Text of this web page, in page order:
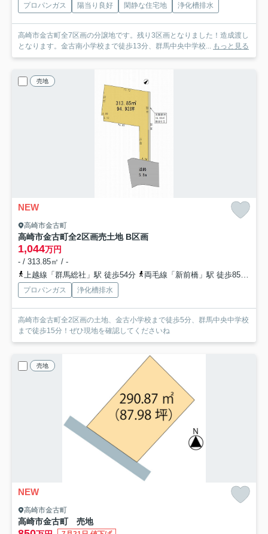
プロパンガス 陽当り良好 閑静な住宅地 浄化槽排水
高崎市金古町全7区画の分譲地です。残り3区画となりました！造成渡し
となります。金古南小学校まで徒歩13分、群馬中央中学校...
もっと見る
売地
NEW
高崎市金古町
高崎市金古町全2区画売土地 B区画
1,044万円
- / 313.85㎡ / -
上越線「群馬総社」駅 徒歩54分
両毛線「新前橋」駅 徒歩85分
プロパンガス 浄化槽排水
高崎市金古町全2区画の土地、金古小学校まで徒歩5分、群馬中央中学校
まで徒歩15分！ぜひ現地を確認してくださいね
売地
NEW
高崎市金古町
高崎市金古町 売地